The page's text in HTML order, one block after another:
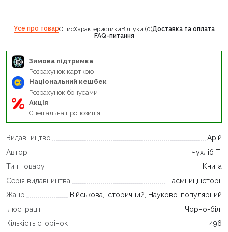
Усе про товарОписХарактеристикиВідгуки (0)Доставка та оплата
FAQ-питання
Зимова підтримка
Розрахунок карткою
Національний кешбек
Розрахунок бонусами
Акція
Спеціальна пропозиція
Видавництво
Арій
Автор
Чухліб Т.
Тип товару
Книга
Серія видавництва
Таємниці історії
Жанр
Військова, Історичний, Науково-популярний
Ілюстрації
Чорно-білі
Кількість сторінок
496